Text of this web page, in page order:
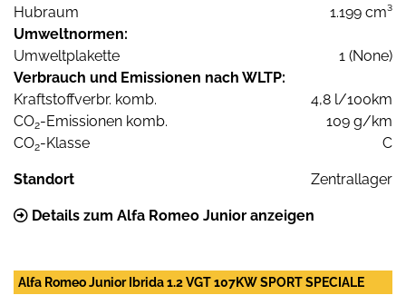
Hubraum
1.199 cm³
Umweltnormen:
Umweltplakette
1 (None)
Verbrauch und Emissionen nach WLTP:
Kraftstoffverbr. komb.
4,8 l/100km
CO2-Emissionen komb.
109 g/km
CO2-Klasse C
Standort Zentrallager
Details zum Alfa Romeo Junior anzeigen
Alfa Romeo Junior Ibrida 1.2 VGT 107KW SPORT SPECIALE